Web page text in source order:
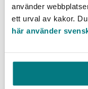
använder
ett urval av kakor.
här använder